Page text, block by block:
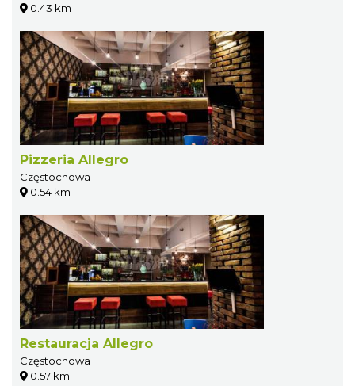
0.43 km
Pizzeria Allegro
Częstochowa
0.54 km
Restauracja Allegro
Częstochowa
0.57 km